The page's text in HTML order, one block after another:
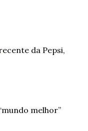
da Pepsi,
melhor”